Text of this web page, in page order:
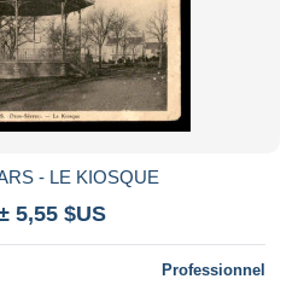
- LE KIOSQUE
5,55 $US
Professionnel